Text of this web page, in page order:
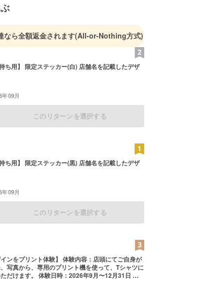
なら全額返金されます(All-or-Nothing方式)
ち用】 限定ステッカー(白) 店舗名を記載したデザ
09月
このリターンを選択する
ち用】 限定ステッカー(黒) 店舗名を記載したデザ
09月
このリターンを選択する
インをプリント体験】 体験内容：店頭にてご自身が
写真から、専用のプリント機を使って、Tシャツに
だけます。 体験日時：2026年9月〜12月31日 体
：Tシャツ 料金に含まれるもの：プリント体験料